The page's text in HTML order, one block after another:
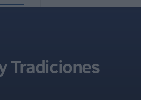
Tradiciones